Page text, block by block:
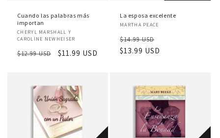
Cuando las palabras más
importan
Proveedor:
CHERYL MARSHALL Y
CAROLINE NEWHEISER
Precio
$12.99 USD
Precio
$11.99 USD
La esposa excelente
Proveedor:
MARTHA PEACE
Precio
habitual
$14.99 USD
$13.99 USD